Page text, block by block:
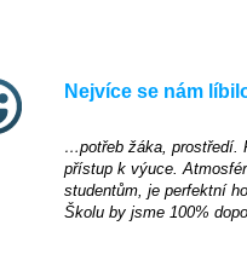
Nejvíce se nám
…potřeb žáka, prostředí.
přístup k výuce.
studentům, je perfektní
Školu by jsme 100%